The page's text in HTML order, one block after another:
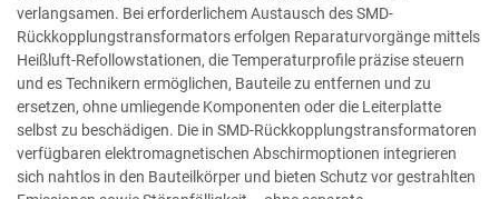
verlangsamen. Bei erforderlichem Austausch des SMD-
Rückkopplungstransformators erfolgen Reparaturvorgänge mittels
Heißluft-Refollowstationen, die Temperaturprofile präzise steuern
und es Technikern ermöglichen, Bauteile zu entfernen und zu
ersetzen, ohne umliegende Komponenten oder die Leiterplatte
selbst zu beschädigen. Die in SMD-Rückkopplungstransformatoren
verfügbaren elektromagnetischen Abschirmoptionen integrieren
sich nahtlos in den Bauteilkörper und bieten Schutz vor gestrahlten